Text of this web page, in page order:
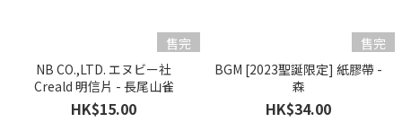
售完
NB CO.,LTD. エヌビー社
Creald 明信片 - 長尾山雀
HK$15.00
售完
BGM [2023聖誕限定] 紙膠帶 -
森
HK$34.00